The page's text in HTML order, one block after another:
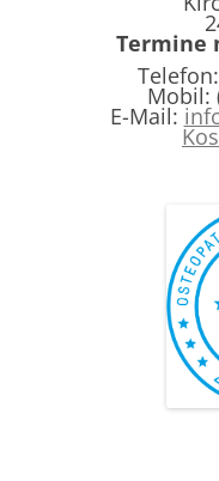
Termine
Mobil:
E-Mail: